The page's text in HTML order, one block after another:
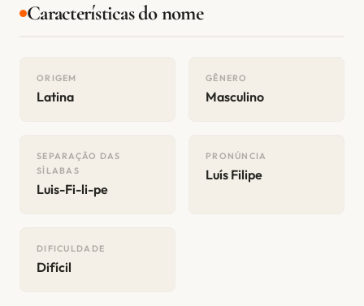
Características do nome
ORIGEM
Latina
GÊNERO
Masculino
SEPARAÇÃO DAS
SÍLABAS
Luis-Fi-li-pe
PRONÚNCIA
Luís Filipe
DIFICULDADE
Difícil